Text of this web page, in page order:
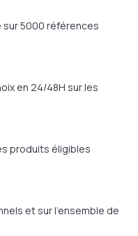
sur 5000 références
en 24/48H sur les
produits éligibles
et sur l'ensemble de